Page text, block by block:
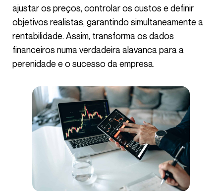
ajustar os preços, controlar os custos e definir
objetivos realistas, garantindo simultaneamente a
rentabilidade. Assim, transforma os dados
financeiros numa verdadeira alavanca para a
perenidade e o sucesso da empresa.